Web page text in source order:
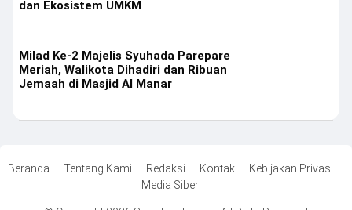
dan Ekosistem UMKM
Milad Ke-2 Majelis Syuhada Parepare
Meriah, Walikota Dihadiri dan Ribuan
Jemaah di Masjid Al Manar
Beranda Tentang Kami Redaksi Kontak
Kebijakan Privasi
Media Siber